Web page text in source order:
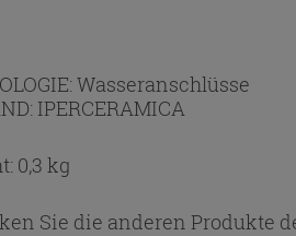
Wasseranschlüsse
IPERCERAMICA
0,3 kg
Sie die anderen Produkte